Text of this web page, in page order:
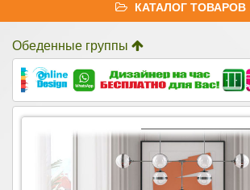
КАТАЛОГ ТОВАРОВ
Обеденные группы